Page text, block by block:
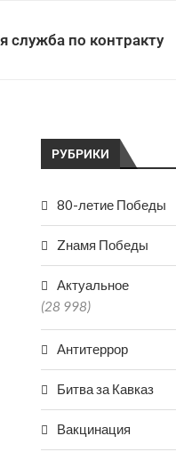
служба по контракту
РУБРИКИ
80-летие Победы
Zнамя Победы
Актуальное
(28 998)
Антитеррор
Битва за Кавказ
Вакцинация